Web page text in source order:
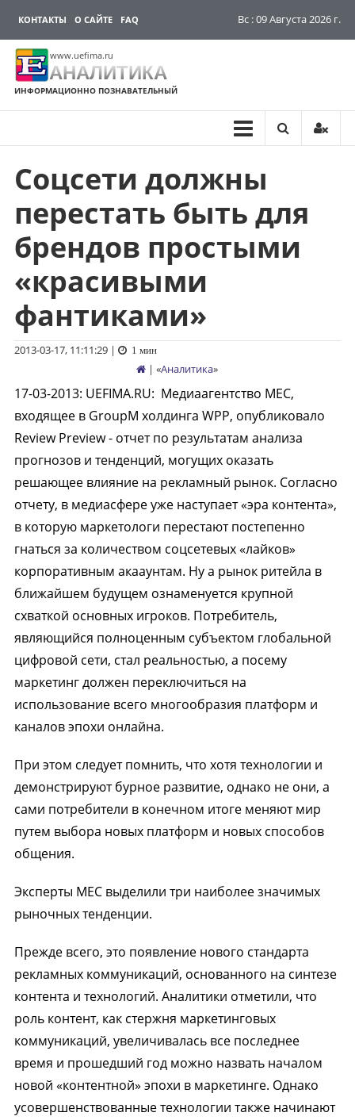
КОНТАКТЫ О САЙТЕ FAQ Вс : 09 Августа 2026 г.
www.uefima.ru
АНАЛИТИКА
ИНФОРМАЦИОННО ПОЗНАВАТЕЛЬНЫЙ
Перейти
содержимому
Соцсети должны
перестать быть для
брендов простыми
«красивыми
фантиками»
2013-03-17, 11:11:29| 1 мин
| «Аналитика»
17-03-2013: UEFIMA.RU: Медиаагентство МЕС,
входящее в GroupM холдинга WPP, опубликовало
Review Preview - отчет по результатам анализа
прогнозов и тенденций, могущих оказать
решающее влияние на рекламный рынок. Согласно
отчету, в медиасфере уже наступает «эра контента»,
в которую маркетологи перестают постепенно
гнаться за количеством соцсетевых «лайков»
корпоративным акааунтам. Ну а рынок ритейла в
ближайшем будущем ознаменуется крупной
схваткой основных игроков. Потребитель,
являющийся полноценным субъектом глобальной
цифровой сети, стал реальностью, а посему
маркетинг должен переключиться на
использование всего многообразия платформ и
каналов эпохи онлайна.
При этом следует помнить, что хотя технологии и
демонстрируют бурное развитие, однако не они, а
сами потребители в конечном итоге меняют мир
путем выбора новых платформ и новых способов
общения.
Эксперты МЕС выделили три наиболее значимых
рыночных тенденции.
Прежде всего, это появление нового стандарта
рекламных коммуникаций, основанного на синтезе
контента и технологий. Аналитики отметили, что
роль контент, как стержня маркетинговых
коммуникаций, увеличивалась все последнее
время и прошедший год можно назвать началом
новой «контентной» эпохи в маркетинге. Однако
усовершенствованные технологии также начинают